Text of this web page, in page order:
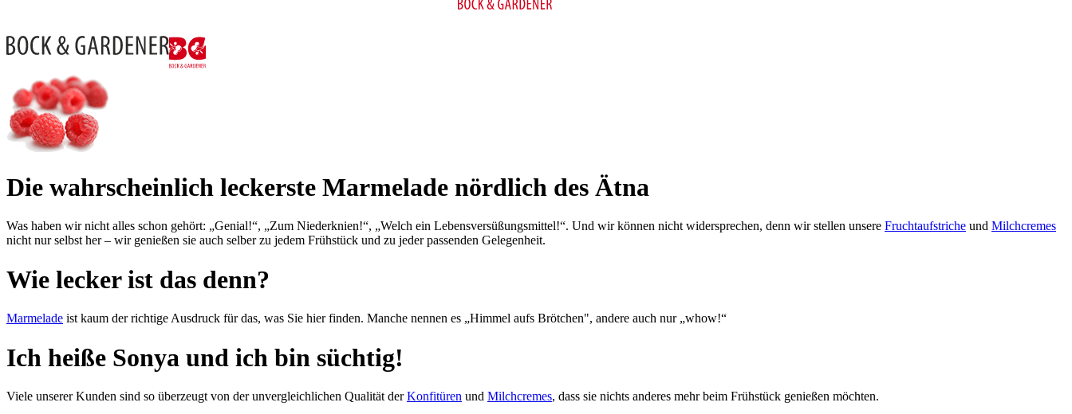
Die wahr­schein­lich leckerste Marmelade nördlich des Ätna
Was haben wir nicht alles schon gehört: „Genial!“, „Zum Nieder­knien!“, „Welch ein Lebens­ver­süßungs­mit­tel!“. Und wir kön­nen nicht wider­sprechen, denn wir stel­len un­se­re Frucht­auf­stri­che und Milch­cremes
nicht nur selbst her – wir ge­nießen sie auch selber zu jedem Früh­stück und zu je­der pas­sen­den Ge­le­gen­heit.
Wie lecker ist das denn?
Marmelade ist kaum der rich­ti­ge Aus­druck für das, was Sie hier finden. Man­che nen­nen es „Himmel aufs Bröt­chen", an­de­re auch nur „whow!“
Ich heiße Sonya und ich bin süchtig!
Viele unserer Kunden sind so über­zeugt von der un­ver­gleich­lichen Qualität derKon­fi­türen und Milchcremes, dass sie nichts an­de­res mehr beim Früh­stück ge­nießen möch­ten.